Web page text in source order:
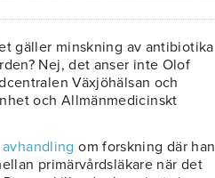
gäller minskning av antibiotika
Nej, det anser inte Olof
Växjöhälsan och
och Allmänmedicinskt
avhandling om forskning där han
primärvårdsläkare när det